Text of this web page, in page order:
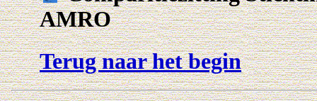
AMRO
Terug naar het begin